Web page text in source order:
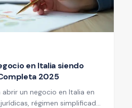
en Italia siendo
2025
un negocio en Italia en
régimen simplificado